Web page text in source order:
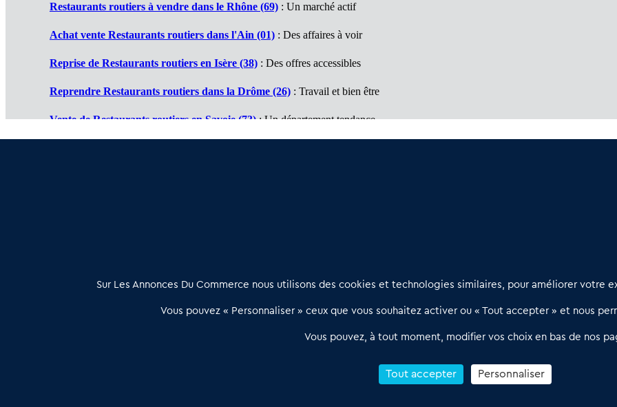
Restaurants routiers à vendre dans le Rhône (69) : Un marché actif
Achat vente Restaurants routiers dans l'Ain (01) : Des affaires à voir
Reprise de Restaurants routiers en Isère (38) : Des offres accessibles
Reprendre Restaurants routiers dans la Drôme (26) : Travail et bien être
Vente de Restaurants routiers en Savoie (73): Un département tendance
relation qualifiée conçu pour les acteurs de l’immobilier commercial
02 54 56 03 17
Contactez-nous
Notre solution
Offres Pro
Qui sommes nous ?
Sur Les Annonces Du Commerce nous utilisons des cookies et technologies similaires, pour améliorer votre
Vous pouvez « Personnaliser » ceux que vous souhaitez activer ou « Tout accepter » et nous
Vous pouvez, à tout moment, modifier vos choix en bas de nos
Tout accepter Personnaliser